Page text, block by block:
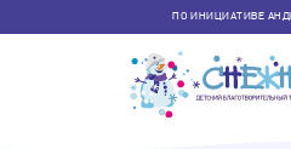
ПО ИНИЦИАТИВЕ